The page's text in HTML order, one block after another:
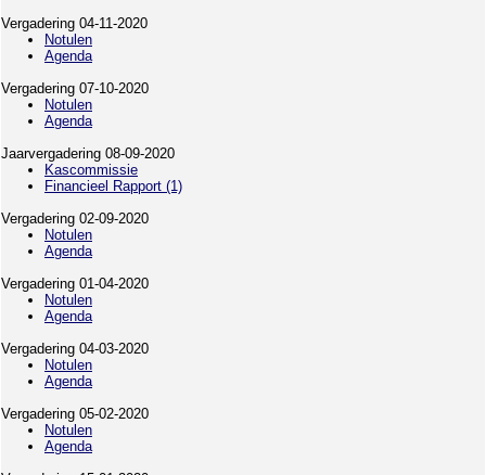
Vergadering 04-11-2020
Notulen
Agenda
Vergadering 07-10-2020
Notulen
Agenda
Jaarvergadering 08-09-2020
Kascommissie
Financieel Rapport (1)
Vergadering 02-09-2020
Notulen
Agenda
Vergadering 01-04-2020
Notulen
Agenda
Vergadering 04-03-2020
Notulen
Agenda
Vergadering 05-02-2020
Notulen
Agenda